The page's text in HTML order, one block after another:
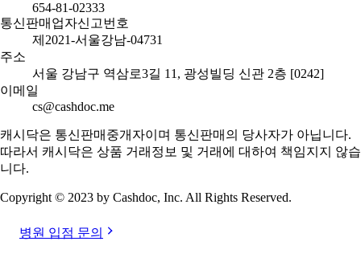
654-81-02333
통신판매업자신고번호
제2021-서울강남-04731
주소
서울 강남구 역삼로3길 11, 광성빌딩 신관 2층 [0242]
이메일
cs@cashdoc.me
캐시닥은 통신판매중개자이며 통신판매의 당사자가 아닙니다.
따라서 캐시닥은 상품 거래정보 및 거래에 대하여 책임지지 않습
니다.
Copyright © 2023 by Cashdoc, Inc. All Rights Reserved.
병원 입점 문의